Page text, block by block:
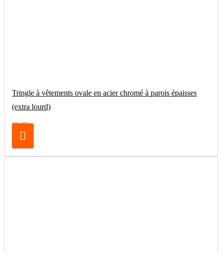
Tringle à vêtements ovale en acier chromé à parois épaisses
(extra lourd)
€8.25